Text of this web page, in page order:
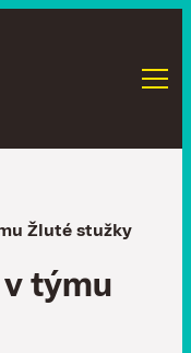
Žluté stužky
v týmu